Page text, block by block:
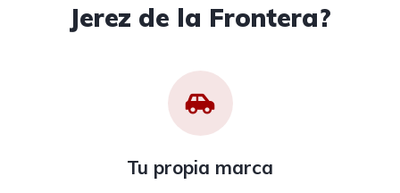
Jerez de la Frontera?
Tu propia marca